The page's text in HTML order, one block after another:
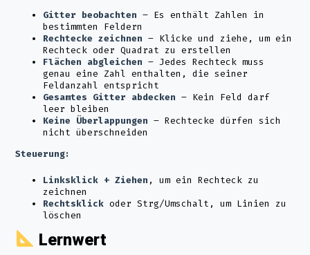
Gitter beobachten – Es enthält Zahlen in
bestimmten Feldern
Rechtecke zeichnen – Klicke und ziehe, um ein
Rechteck oder Quadrat zu erstellen
Flächen abgleichen – Jedes Rechteck muss
genau eine Zahl enthalten, die seiner
Feldanzahl entspricht
Gesamtes Gitter abdecken – Kein Feld darf
leer bleiben
Keine Überlappungen – Rechtecke dürfen sich
nicht überschneiden
Steuerung:
Linksklick + Ziehen , um ein Rechteck zu
zeichnen
Rechtsklick oder Strg/Umschalt, um Linien zu
löschen
Lernwert